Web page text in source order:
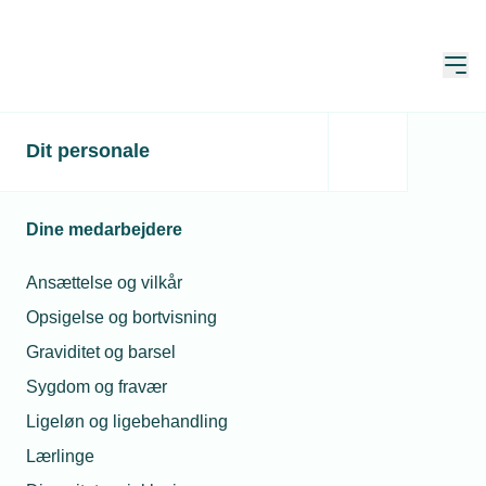
Dit personale
Dine medarbejdere
Ansættelse og vilkår
Opsigelse og bortvisning
Graviditet og barsel
Sygdom og fravær
Ligeløn og ligebehandling
Lærlinge
Har du styr på
sommer?
Publiceret: 02. mar. 2026